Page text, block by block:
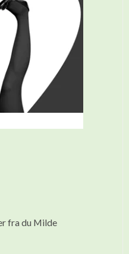
fra du Milde